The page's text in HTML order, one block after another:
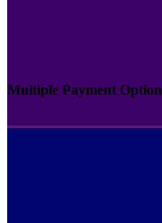
Multiple Payment